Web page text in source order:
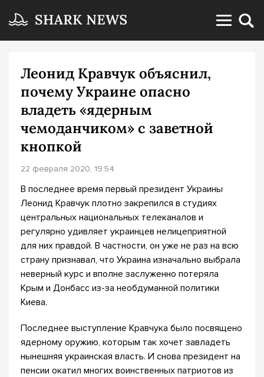
Леонид Кравчук объяснил,
почему Украине опасно
владеть «ядерным
чемоданчиком» с заветной
кнопкой
22 февраля 2020, 19:54
В последнее время первый президент Украины
Леонид Кравчук плотно закрепился в студиях
центральных национальных телеканалов и
регулярно удивляет украинцев нелицеприятной
для них правдой. В частности, он уже не раз на всю
страну признавал, что Украина изначально выбрала
неверный курс и вполне заслуженно потеряла
Крым и Донбасс из-за необдуманной политики
Киева.
Последнее выступление Кравчука было посвящено
ядерному оружию, которым так хочет завладеть
нынешняя украинская власть. И снова президент на
пенсии окатил многих воинственных патриотов из